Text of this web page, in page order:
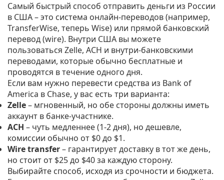
Самый быстрый способ отправить деньги из России
в США – это система онлайн‑переводов (например,
TransferWise, теперь Wise) или прямой банковский
перевод (wire). Внутри США вы можете
пользоваться Zelle, ACH и внутри‑банковскими
переводами, которые обычно бесплатные и
проводятся в течение одного дня.
Если вам нужно перевести средства из Bank of
America в Chase, у вас есть три варианта:
Zelle– мгновенный, но обе стороны должны иметь
аккаунт в банке‑участнике.
ACH – чуть медленнее (1‑2 дня), но дешевле,
комиссии обычно от $0 до $1.
Wire transfer– гарантирует доставку в тот же день,
но стоит от $25 до $40 за каждую сторону.
Выбирайте способ, исходя из срочности и бюджета.